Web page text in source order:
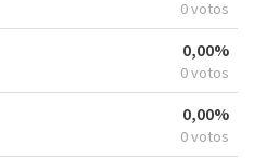
0 votos
0,00%
0 votos
0,00%
0 votos